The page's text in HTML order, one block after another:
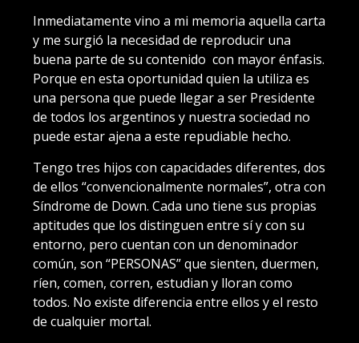
Inmediatamente vino a mi memoria aquella carta
y me surgió la necesidad de reproducir una
buena parte de su contenido con mayor énfasis.
Porque en esta oportunidad quien la utiliza es
una persona que puede llegar a ser Presidente
de todos los argentinos y nuestra sociedad no
puede estar ajena a este repudiable hecho.
Tengo tres hijos con capacidades diferentes, dos
de ellos “convencionalmente normales”, otra con
Síndrome de Down. Cada uno tiene sus propias
aptitudes que los distinguen entre sí y con su
entorno, pero cuentan con un denominador
común, son “PERSONAS” que sienten, duermen,
ríen, comen, corren, estudian y lloran como
todos. No existe diferencia entre ellos y el resto
de cualquier mortal.